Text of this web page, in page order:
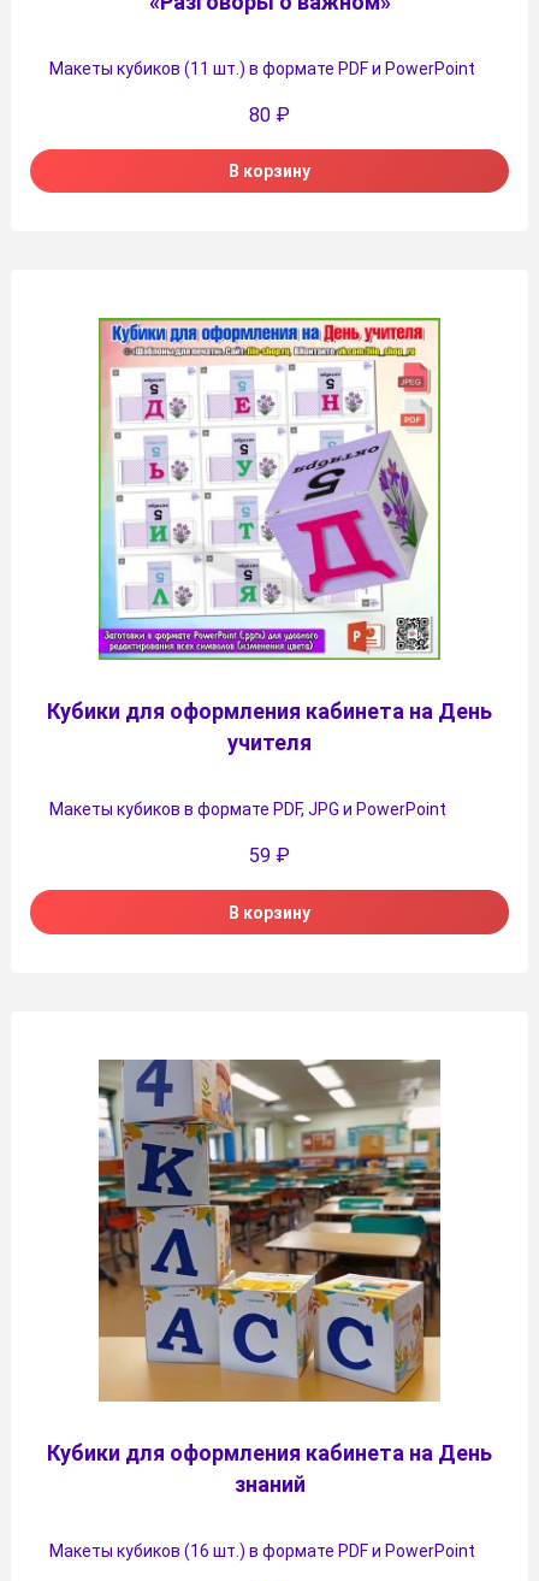
Макеты кубиков (11 шт.) в формате PDF и PowerPoint
80 ₽
В корзину
Кубики для оформления кабинета на День
учителя
Макеты кубиков в формате PDF, JPG и PowerPoint
59 ₽
В корзину
Кубики для оформления кабинета на День
знаний
Макеты кубиков (16 шт.) в формате PDF и PowerPoint